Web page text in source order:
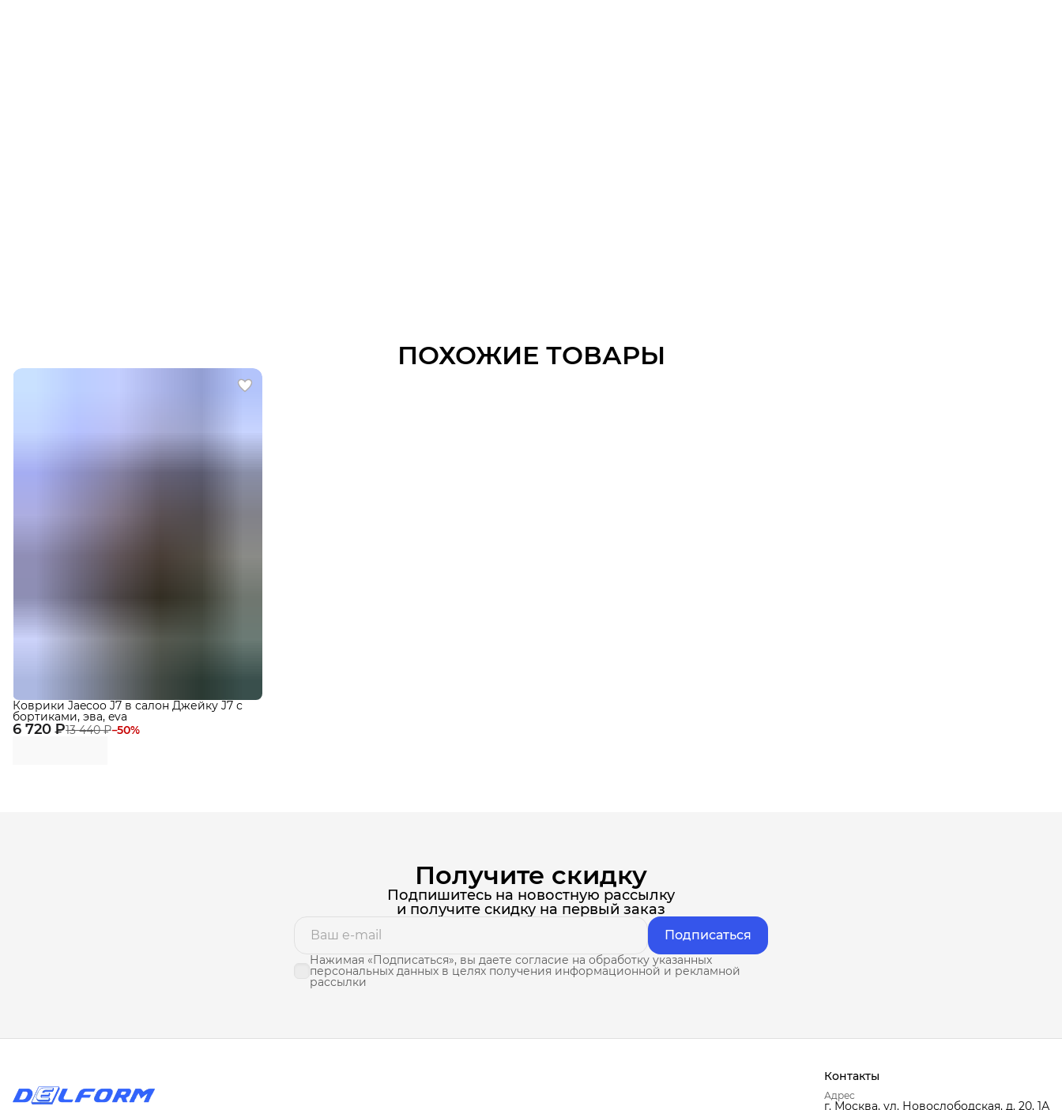
ПОХОЖИЕ ТОВАРЫ
6 720 ₽13 440 ₽−50%
Коврики Jaecoo J7 в салон Джейку J7 с
бортиками, эва, eva
Получите скидку
Подпишитесь на новостную рассылку
и получите скидку на первый заказ
Подписаться
Нажимая «Подписаться», вы даете согласие на обработку указанных
персональных данных в целях получения информационной и рекламной
рассылки
Контакты
Адрес
г. Москва, ул. Новослободская, д. 20, 1А